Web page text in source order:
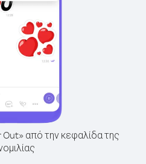
από την κεφαλίδα της